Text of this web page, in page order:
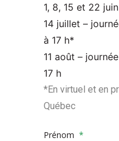
1, 8, 15 et 22
14 juillet –
à 17 h*
11 août –
17 h
*En virtuel et en
Québec
Prénom *